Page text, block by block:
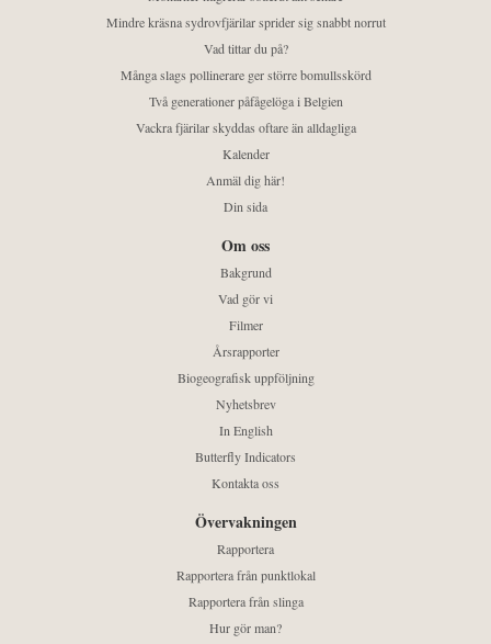
Mindre kräsna sydrovfjärilar sprider sig snabbt norrut
Vad tittar du på?
Många slags pollinerare ger större bomullsskörd
Två generationer påfågelöga i Belgien
Vackra fjärilar skyddas oftare än alldagliga
Kalender
Anmäl dig här!
Din sida
Om oss
Bakgrund
Vad gör vi
Filmer
Årsrapporter
Biogeografisk uppföljning
Nyhetsbrev
In English
Butterfly Indicators
Kontakta oss
Övervakningen
Rapportera
Rapportera från punktlokal
Rapportera från slinga
Hur gör man?